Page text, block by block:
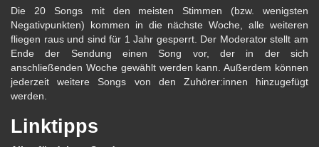
Die 20 Songs mit den meisten Stimmen (bzw. wenigsten
Negativpunkten) kommen in die nächste Woche, alle weiteren
fliegen raus und sind für 1 Jahr gesperrt. Der Moderator stellt am
Ende der Sendung einen Song vor, der in der sich
anschließenden Woche gewählt werden kann. Außerdem können
jederzeit weitere Songs von den Zuhörer:innen hinzugefügt
werden.
Linktipps